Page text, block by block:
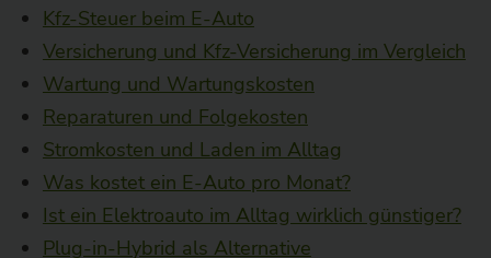
Kfz-Steuer beim E-Auto
Versicherung und Kfz-Versicherung im Vergleich
Wartung und Wartungskosten
Reparaturen und Folgekosten
Stromkosten und Laden im Alltag
Was kostet ein E-Auto pro Monat?
Ist ein Elektroauto im Alltag wirklich günstiger?
Plug-in-Hybrid als Alternative